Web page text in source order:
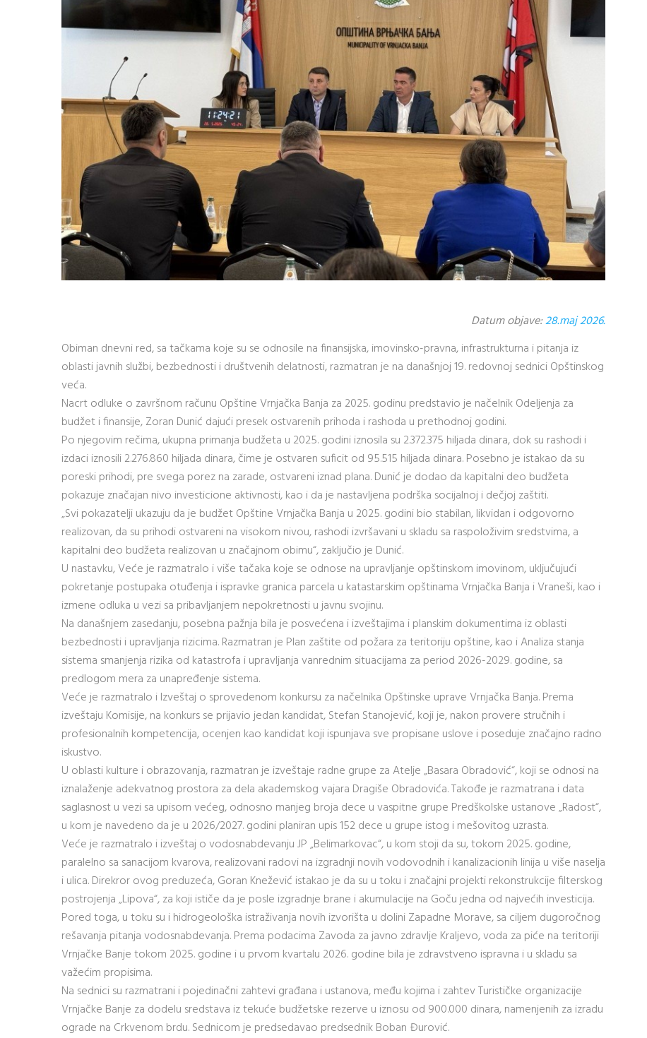
Datum objave:28.maj 2026.
Obiman dnevni red, sa tačkama koje su se odnosile na finansijska, imovinsko-pravna, infrastrukturna i pitanja iz
oblasti javnih službi, bezbednosti i društvenih delatnosti, razmatran je na današnjoj 19. redovnoj sednici Opštinskog
veća.
Nacrt odluke o završnom računu Opštine Vrnjačka Banja za 2025. godinu predstavio je načelnik Odeljenja za
budžet i finansije, Zoran Dunić dajući presek ostvarenih prihoda i rashoda u prethodnoj godini.
Po njegovim rečima, ukupna primanja budžeta u 2025. godini iznosila su 2.372.375 hiljada dinara, dok su rashodi i
izdaci iznosili 2.276.860 hiljada dinara, čime je ostvaren suficit od 95.515 hiljada dinara. Posebno je istakao da su
poreski prihodi, pre svega porez na zarade, ostvareni iznad plana. Dunić je dodao da kapitalni deo budžeta
pokazuje značajan nivo investicione aktivnosti, kao i da je nastavljena podrška socijalnoj i dečjoj zaštiti.
„Svi pokazatelji ukazuju da je budžet Opštine Vrnjačka Banja u 2025. godini bio stabilan, likvidan i odgovorno
realizovan, da su prihodi ostvareni na visokom nivou, rashodi izvršavani u skladu sa raspoloživim sredstvima, a
kapitalni deo budžeta realizovan u značajnom obimu“, zaključio je Dunić.
U nastavku, Veće je razmatralo i više tačaka koje se odnose na upravljanje opštinskom imovinom, uključujući
pokretanje postupaka otuđenja i ispravke granica parcela u katastarskim opštinama Vrnjačka Banja i Vraneši, kao i
izmene odluka u vezi sa pribavljanjem nepokretnosti u javnu svojinu.
Na današnjem zasedanju, posebna pažnja bila je posvećena i izveštajima i planskim dokumentima iz oblasti
bezbednosti i upravljanja rizicima. Razmatran je Plan zaštite od požara za teritoriju opštine, kao i Analiza stanja
sistema smanjenja rizika od katastrofa i upravljanja vanrednim situacijama za period 2026-2029. godine, sa
predlogom mera za unapređenje sistema.
Veće je razmatralo i Izveštaj o sprovedenom konkursu za načelnika Opštinske uprave Vrnjačka Banja. Prema
izveštaju Komisije, na konkurs se prijavio jedan kandidat, Stefan Stanojević, koji je, nakon provere stručnih i
profesionalnih kompetencija, ocenjen kao kandidat koji ispunjava sve propisane uslove i poseduje značajno radno
iskustvo.
U oblasti kulture i obrazovanja, razmatran je izveštaje radne grupe za Atelje „Basara Obradović“, koji se odnosi na
iznalaženje adekvatnog prostora za dela akademskog vajara Dragiše Obradovića. Takođe je razmatrana i data
saglasnost u vezi sa upisom većeg, odnosno manjeg broja dece u vaspitne grupe Predškolske ustanove „Radost“,
u kom je navedeno da je u 2026/2027. godini planiran upis 152 dece u grupe istog i mešovitog uzrasta.
Veće je razmatralo i izveštaj o vodosnabdevanju JP „Belimarkovac“, u kom stoji da su, tokom 2025. godine,
paralelno sa sanacijom kvarova, realizovani radovi na izgradnji novih vodovodnih i kanalizacionih linija u više naselja
i ulica. Direkror ovog preduzeća, Goran Knežević istakao je da su u toku i značajni projekti rekonstrukcije filterskog
postrojenja „Lipova“, za koji ističe da je posle izgradnje brane i akumulacije na Goču jedna od najvećih investicija.
Pored toga, u toku su i hidrogeološka istraživanja novih izvorišta u dolini Zapadne Morave, sa ciljem dugoročnog
rešavanja pitanja vodosnabdevanja. Prema podacima Zavoda za javno zdravlje Kraljevo, voda za piće na teritoriji
Vrnjačke Banje tokom 2025. godine i u prvom kvartalu 2026. godine bila je zdravstveno ispravna i u skladu sa
važećim propisima.
Na sednici su razmatrani i pojedinačni zahtevi građana i ustanova, među kojima i zahtev Turističke organizacije
Vrnjačke Banje za dodelu sredstava iz tekuće budžetske rezerve u iznosu od 900.000 dinara, namenjenih za izradu
ograde na Crkvenom brdu. Sednicom je predsedavao predsednik Boban Đurović.